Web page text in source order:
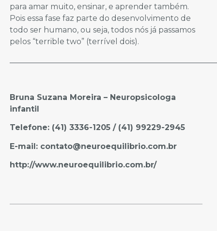
para amar muito, ensinar, e aprender também.
Pois essa fase faz parte do desenvolvimento de
todo ser humano, ou seja, todos nós já passamos
pelos “terrible two” (terrível dois).
Bruna Suzana Moreira – Neuropsicologa
infantil
Telefone: (41) 3336-1205 / (41) 99229-2945
E-mail: contato@neuroequilibrio.com.br
http://www.neuroequilibrio.com.br/